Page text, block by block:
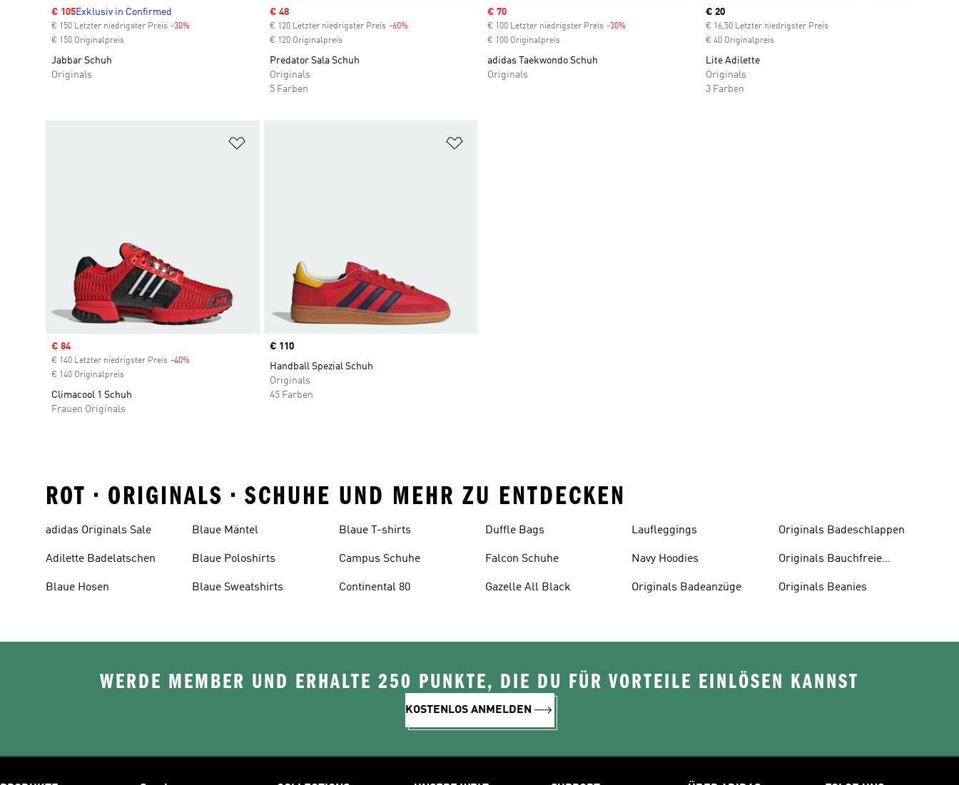
Sale price
€ 105Exklusiv in Confirmed
€ 150 Letzter niedrigster Preis -30%
€ 150 Originalpreis
Jabbar Schuh
Originals
Sale price
€ 48
€ 120 Letzter niedrigster Preis -60%Discount
€ 120 Originalpreis
Predator Sala Schuh
Originals
5 Farben
Sale price
€ 70
€ 100 Letzter niedrigster Preis -30%
€ 100 Originalpreis
adidas Taekwondo Schuh
Originals
Current price
€ 20
€ 16,50 Letzter niedrigster Preis
€ 40 Originalpreis
Lite Adilette
Originals
3 Farben
Sale price
€ 84
€ 140 Letzter niedrigster Preis -40%
€ 140 Originalpreis
Climacool 1 Schuh
Frauen Originals
Price
€ 110
Handball Spezial Schuh
Originals
45 Farben
ROT • ORIGINALS • SCHUHE UND MEHR ZU ENTDECKEN
adidas Originals Sale
Adilette Badelatschen
Blaue Hosen
Blaue Mäntel
Blaue Poloshirts
Blaue Sweatshirts
Blaue T-shirts
Campus Schuhe
Continental 80
Duffle Bags
Falcon Schuhe
Gazelle All Black
Laufleggings
Navy Hoodies
Originals Badeanzüge
Originals Badeschlappen
Originals Bauchfreie
Originals Beanies
WERDE MEMBER UND ERHALTE 250 PUNKTE, DIE DU FÜR VORTEILE EINLÖSEN KANNST
KOSTENLOS ANMELDEN